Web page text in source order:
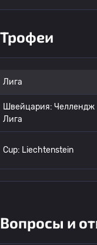
Трофеи
Лига
Швейцария: Челлендж
Лига
Cup: Liechtenstein
Вопросы и